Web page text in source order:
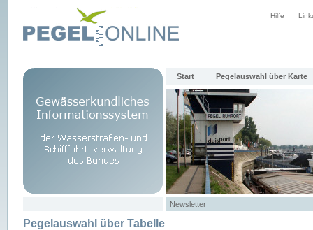
Hilfe
Start Pegelauswahl über Karte
Newsletter
Pegelauswahl über Tabelle